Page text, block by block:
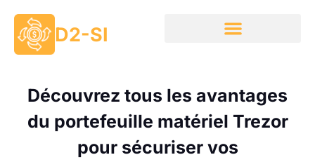
D2-SI
Découvrez tous les avantages
du portefeuille matériel Trezor
pour sécuriser vos